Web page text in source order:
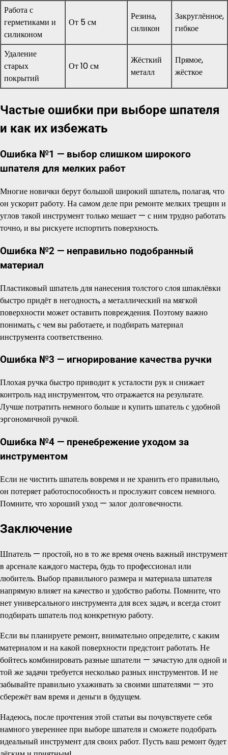
Работа с
герметиками и
силиконом
От 5 см
Резина,
силикон
Закруглённое,
гибкое
Удаление
старых
покрытий
От 10 см
Жёсткий
металл
Прямое,
жёсткое
Частые ошибки при выборе шпателя
и как их избежать
Ошибка №1 — выбор слишком широкого
шпателя для мелких работ
Многие новички берут большой широкий шпатель, полагая, что
он ускорит работу. На самом деле при ремонте мелких трещин и
углов такой инструмент только мешает — с ним трудно работать
точно, и вы рискуете испортить поверхность.
Ошибка №2 — неправильно подобранный
материал
Пластиковый шпатель для нанесения толстого слоя шпаклёвки
быстро придёт в негодность, а металлический на мягкой
поверхности может оставить повреждения. Поэтому важно
понимать, с чем вы работаете, и подбирать материал
инструмента соответственно.
Ошибка №3 — игнорирование качества ручки
Плохая ручка быстро приводит к усталости рук и снижает
контроль над инструментом, что отражается на результате.
Лучше потратить немного больше и купить шпатель с удобной
эргономичной ручкой.
Ошибка №4 — пренебрежение уходом за
инструментом
Если не чистить шпатель вовремя и не хранить его правильно,
он потеряет работоспособность и прослужит совсем немного.
Помните, что хороший уход — залог долговечности.
Заключение
Шпатель — простой, но в то же время очень важный инструмент
в арсенале каждого мастера, будь то профессионал или
любитель. Выбор правильного размера и материала шпателя
напрямую влияет на качество и удобство работы. Помните, что
нет универсального инструмента для всех задач, и всегда стоит
подбирать шпатель под конкретную работу.
Если вы планируете ремонт, внимательно определите, с каким
материалом и на какой поверхности предстоит работать. Не
бойтесь комбинировать разные шпатели — зачастую для одной и
той же задачи требуется несколько разных инструментов. И не
забывайте правильно ухаживать за своими шпателями — это
сбережёт вам время и деньги в будущем.
Надеюсь, после прочтения этой статьи вы почувствуете себя
намного увереннее при выборе шпателя и сможете подобрать
идеальный инструмент для своих работ. Пусть ваш ремонт будет